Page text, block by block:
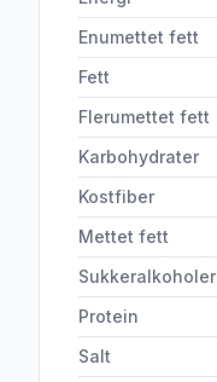
Enumettet fett
Fett
Flerumettet fett
Karbohydrater
Kostfiber
Mettet fett
Sukkeralkoholer
Protein
Salt